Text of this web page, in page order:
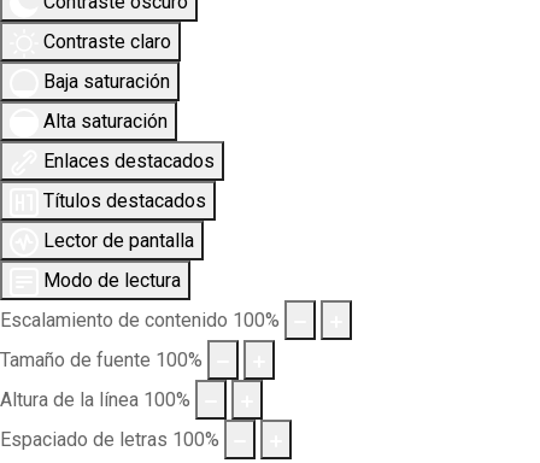
Contraste claro
Baja saturación
Alta saturación
Enlaces destacados
Títulos destacados
Lector de pantalla
Modo de lectura
Escalamiento de contenido 100%
Tamaño de fuente 100%
Altura de la línea 100%
Espaciado de letras 100%